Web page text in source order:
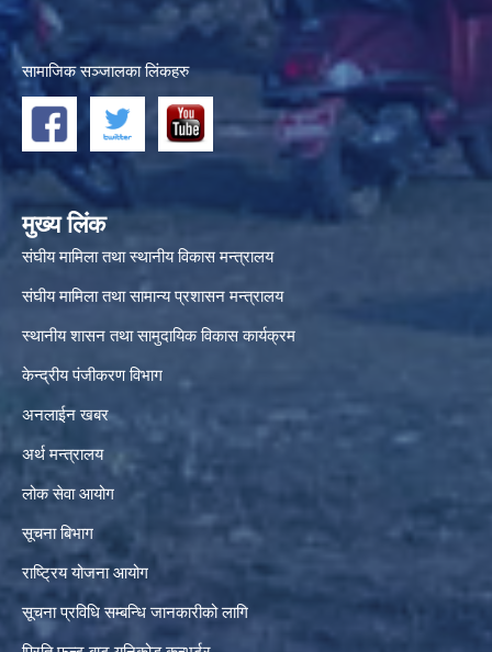
सामाजिक सञ्जालका लिंकहरु
मुख्य लिंक
संघीय मामिला तथा स्थानीय विकास मन्त्रालय
संघीय मामिला तथा सामान्य प्रशासन मन्त्रालय
स्थानीय शासन तथा सामुदायिक विकास कार्यक्रम
केन्द्रीय पंजीकरण विभाग
अनलाईन खबर
अर्थ मन्त्रालय
लोक सेवा आयोग
सूचना बिभाग
राष्ट्रिय योजना आयोग
सूचना प्रविधि सम्बन्धि जानकारीको लागि